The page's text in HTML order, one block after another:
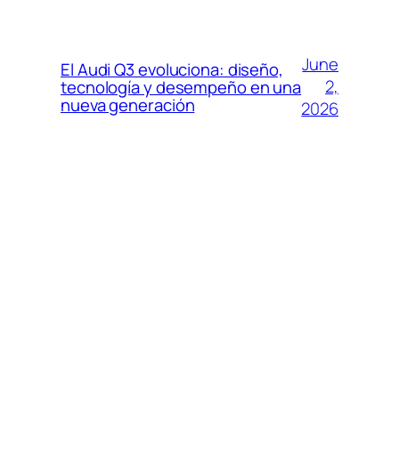
El Audi Q3 evoluciona: diseño,
tecnología y desempeño en una
nueva generación
June
2,
2026